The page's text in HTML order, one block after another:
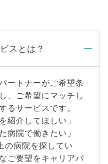
スとは？
ートナーがご希望条
、ご希望にマッチし
るサービスです。
紹介してほしい」
病院で働きたい」
の病院を探してい
ご要望をキャリアパ